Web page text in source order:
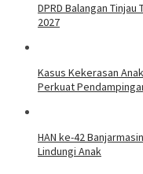
DPRD Balangan
2027
Kasus Kekerasan
Perkuat
HAN ke-42
Lindungi Anak